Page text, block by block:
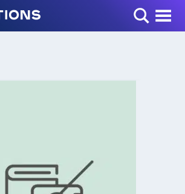
Toggle Menu